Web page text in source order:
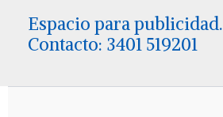
Espacio para publicidad.
Contacto: 3401 519201